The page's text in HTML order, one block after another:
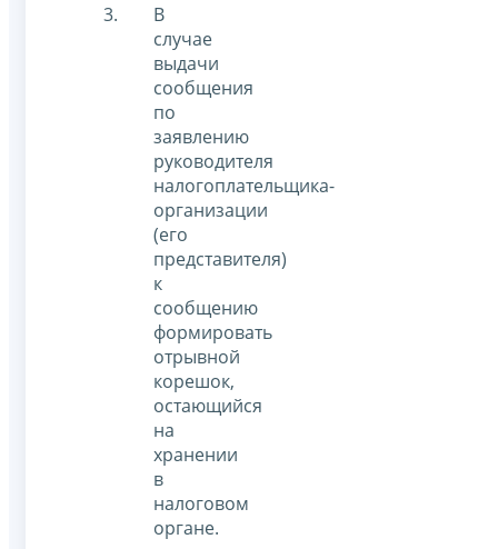
В
случае
выдачи
сообщения
по
заявлению
руководителя
налогоплательщика-
организации
(его
представителя)
к
сообщению
формировать
отрывной
корешок,
остающийся
на
хранении
в
налоговом
органе.